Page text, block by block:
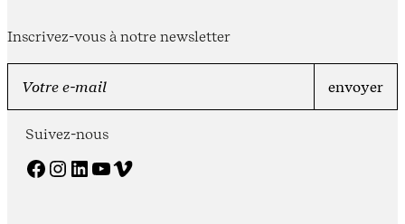
Inscrivez-vous à notre newsletter
Suivez-nous
Facebook Instagram LinkedIn YouTube Vimeo